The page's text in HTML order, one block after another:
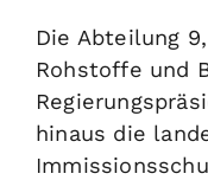
Die Abteilung
Rohstoffe und
hinaus die